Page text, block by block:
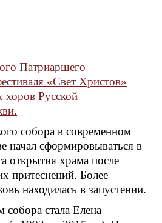
Патриаршего
«Свет Христов»
хоров Русской
собора в современном
начал сформировываться в
открытия храма после
притеснений. Более
находилась в запустении.
стала Елена